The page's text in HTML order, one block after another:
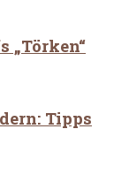
„Törken“
Tipps